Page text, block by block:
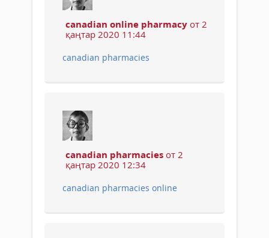
canadian online pharmacy от 2
қаңтар 2020 11:44
canadian pharmacies
canadian pharmacies от 2
қаңтар 2020 12:34
canadian pharmacies online